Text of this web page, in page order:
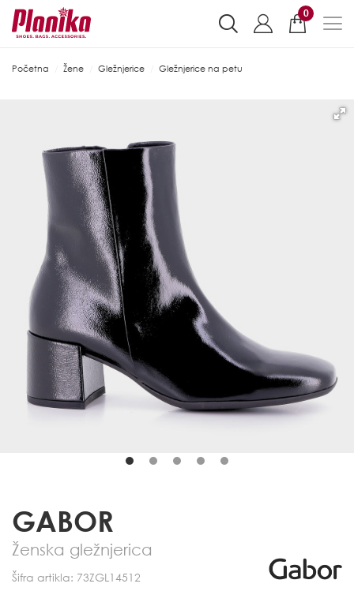
0
Početna Žene Gležnjerice Gležnjerice na petu
GABOR
Ženska gležnjerica
Šifra artikla: 73ZGL14512